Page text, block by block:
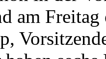
am